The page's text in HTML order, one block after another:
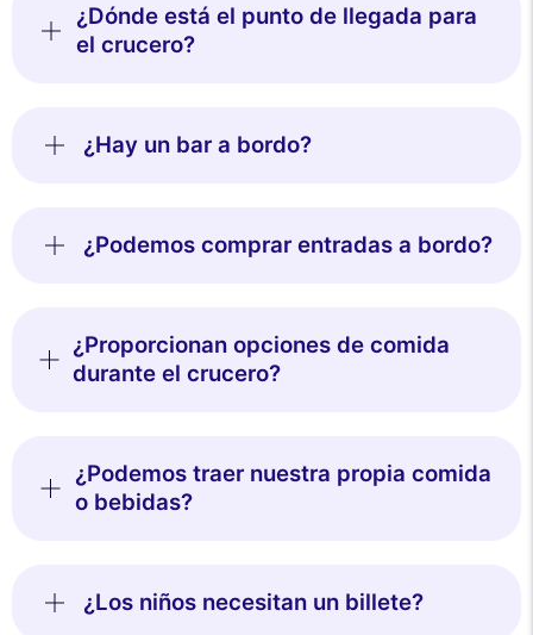
¿Dónde está el punto de llegada para
el crucero?
¿Hay un bar a bordo?
¿Podemos comprar entradas a bordo?
¿Proporcionan opciones de comida
durante el crucero?
¿Podemos traer nuestra propia comida
o bebidas?
¿Los niños necesitan un billete?